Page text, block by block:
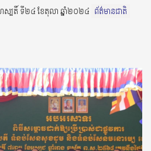
ស្បតិ៍ ទី២៤ ខែតុលា ឆ្នាំ២០២៤ ព័ត៌មានជាតិ